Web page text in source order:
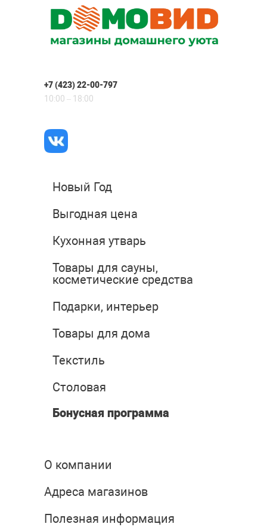
+7 (423) 22-00-797
10:00 – 18:00
Новый Год
Выгодная цена
Кухонная утварь
Товары для сауны,
косметические средства
Подарки, интерьер
Товары для дома
Текстиль
Столовая
Бонусная программа
О компании
Адреса магазинов
Полезная информация